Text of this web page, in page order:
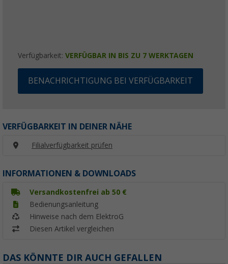
Verfügbarkeit: VERFÜGBAR IN BIS ZU 7 WERKTAGEN
BENACHRICHTIGUNG BEI VERFÜGBARKEIT
VERFÜGBARKEIT IN DEINER NÄHE
Filialverfügbarkeit prüfen
INFORMATIONEN & DOWNLOADS
Versandkostenfrei ab 50 €
Bedienungsanleitung
Hinweise nach dem ElektroG
Diesen Artikel vergleichen
DAS KÖNNTE DIR AUCH GEFALLEN